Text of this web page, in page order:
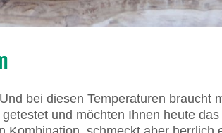
bei diesen Temperaturen braucht
und möchten Ihnen heute